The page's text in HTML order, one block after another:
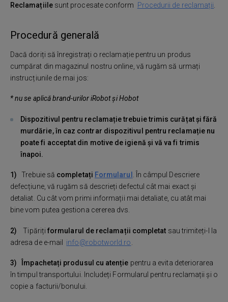
Reclamațiile sunt procesate conform Procedurii de reclamații
Procedură generală
Dacă doriți să înregistrați o reclamație pentru un produs
cumpărat din magazinul nostru online, vă rugăm să urmați
instrucțiunile de mai jos:
* nu se aplică brand-urilor iRobot și Hobot
Dispozitivul pentru reclamație trebuie trimis curățat și fără
murdărie, în caz contrar dispozitivul pentru reclamație nu
poate fi acceptat din motive de igienă și vă va fi trimis
înapoi.
1)Trebuie să completați Formularul
. În câmpul Descriere
defecțiune, vă rugăm să descrieți defectul cât mai exact și
detaliat. Cu cât vom primi informații mai detaliate, cu atât mai
bine vom putea gestiona cererea dvs.
2) Tipărițiformularul de reclamații completat sau trimiteți-l la
adresa de e-mail info@robotworld.ro
3) Împachetați produsul cu atenție pentru a evita deteriorarea
în timpul transportului. Includeți Formularul pentru reclamații și o
copie a facturii/bonului.